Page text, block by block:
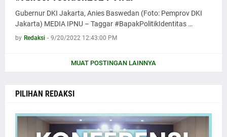
Gubernur DKI Jakarta, Anies Baswedan (Foto: Pemprov DKI
Jakarta) MEDIA IPNU – Taggar #BapakPolitikIdentitas …
by Redaksi - 9/20/2022 12:43:00 PM
MUAT POSTINGAN LAINNYA
PILIHAN REDAKSI